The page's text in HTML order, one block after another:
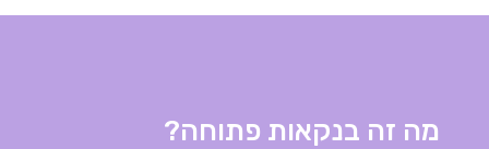
מה זה בנקאות פתוחה?